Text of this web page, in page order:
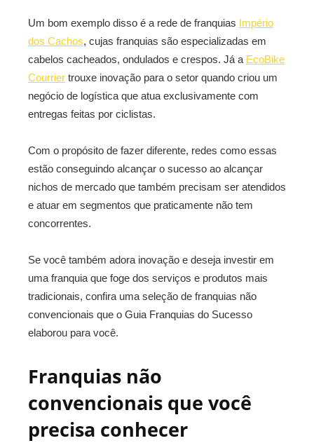
Um bom exemplo disso é a rede de franquias Império
dos Cachos, cujas franquias são especializadas em
cabelos cacheados, ondulados e crespos. Já a EcoBike
Courrier trouxe inovação para o setor quando criou um
negócio de logística que atua exclusivamente com
entregas feitas por ciclistas.
Com o propósito de fazer diferente, redes como essas
estão conseguindo alcançar o sucesso ao alcançar
nichos de mercado que também precisam ser atendidos
e atuar em segmentos que praticamente não tem
concorrentes.
Se você também adora inovação e deseja investir em
uma franquia que foge dos serviços e produtos mais
tradicionais, confira uma seleção de franquias não
convencionais que o Guia Franquias do Sucesso
elaborou para você.
Franquias não
convencionais que você
precisa conhecer